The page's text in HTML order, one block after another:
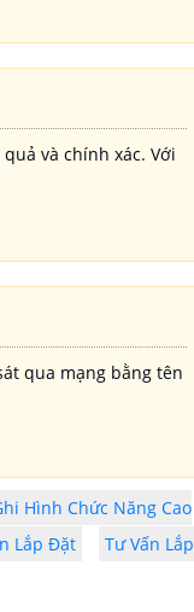
và chính xác. Với
qua mạng bằng tên
Hình Chức Năng Cao
Lắp Đặt
Tư Vấn Lắp